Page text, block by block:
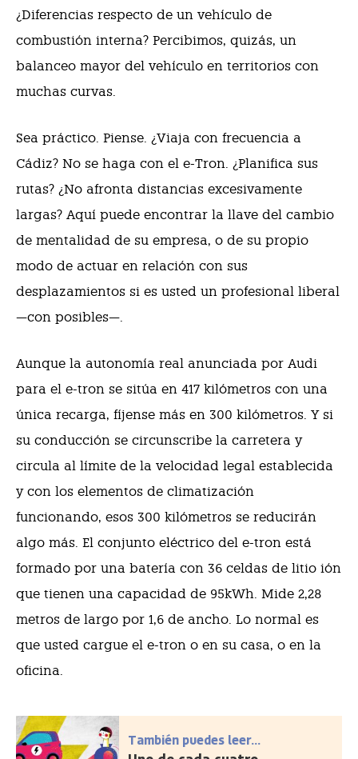
¿Diferencias respecto de un vehículo de
combustión interna? Percibimos, quizás, un
balanceo mayor del vehículo en territorios con
muchas curvas.
Sea práctico. Piense. ¿Viaja con frecuencia a
Cádiz? No se haga con el e-Tron. ¿Planifica sus
rutas? ¿No afronta distancias excesivamente
largas? Aquí puede encontrar la llave del cambio
de mentalidad de su empresa, o de su propio
modo de actuar en relación con sus
desplazamientos si es usted un profesional liberal
—con posibles—.
Aunque la autonomía real anunciada por Audi
para el e-tron se sitúa en 417 kilómetros con una
única recarga, fíjense más en 300 kilómetros. Y si
su conducción se circunscribe la carretera y
circula al límite de la velocidad legal establecida
y con los elementos de climatización
funcionando, esos 300 kilómetros se reducirán
algo más. El conjunto eléctrico del e-tron está
formado por una batería con 36 celdas de litio ión
que tienen una capacidad de 95kWh. Mide 2,28
metros de largo por 1,6 de ancho. Lo normal es
que usted cargue el e-tron o en su casa, o en la
oficina.
También puedes leer...